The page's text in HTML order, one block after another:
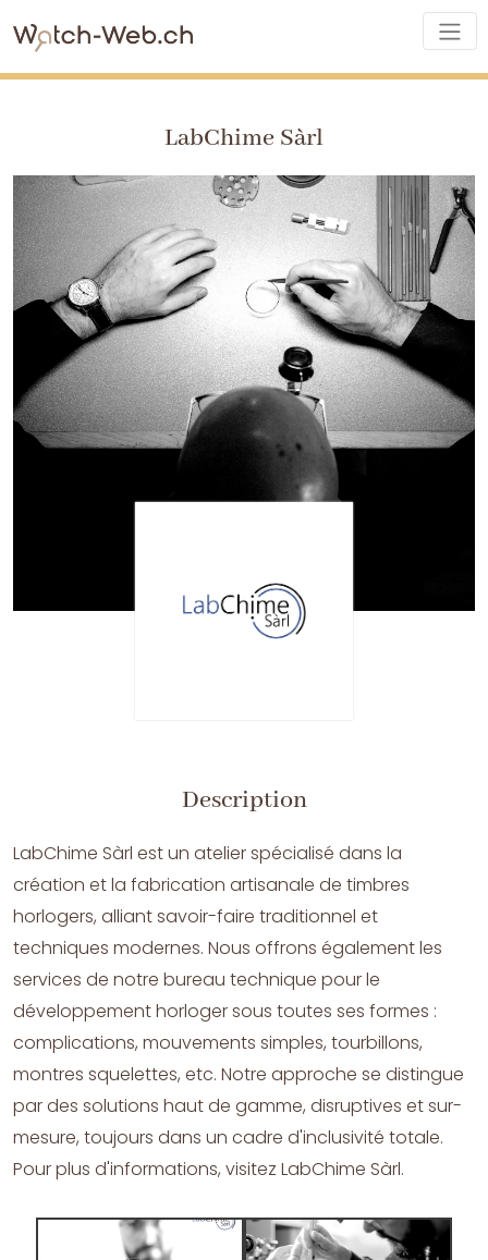
LabChime Sàrl
Description
LabChime Sàrl est un atelier spécialisé dans la
création et la fabrication artisanale de timbres
horlogers, alliant savoir-faire traditionnel et
techniques modernes. Nous offrons également les
services de notre bureau technique pour le
développement horloger sous toutes ses formes :
complications, mouvements simples, tourbillons,
montres squelettes, etc. Notre approche se distingue
par des solutions haut de gamme, disruptives et sur-
mesure, toujours dans un cadre d'inclusivité totale.
Pour plus d'informations, visitez LabChime Sàrl.